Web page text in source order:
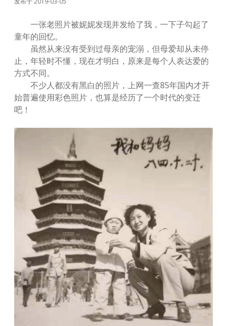
一张老照片被妮妮发现并发给了我，一下子勾起了
童年的回忆。
虽然从来没有受到过母亲的宠溺，但母爱却从未停
止，年轻时不懂，现在才明白，原来是每个人表达爱的
方式不同。
不少人都没有黑白的照片，上网一查85年国内才开
始普遍使用彩色照片，也算是经历了一个时代的变迁
吧！